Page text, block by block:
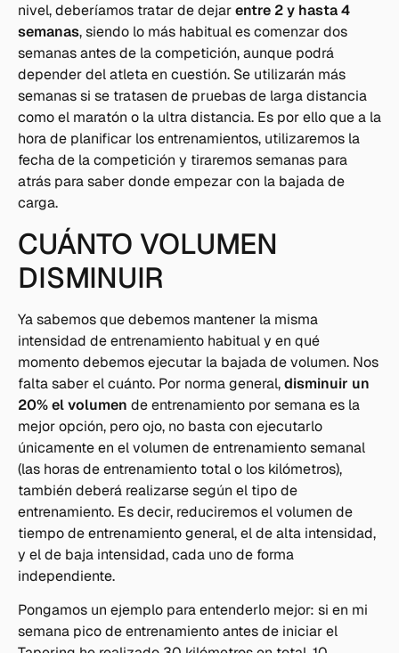
nivel, deberíamos tratar de dejarentre 2 y hasta 4
semanas, siendo lo más habitual es comenzar dos
semanas antes de la competición, aunque podrá
depender del atleta en cuestión. Se utilizarán más
semanas si se tratasen de pruebas de larga distancia
como el maratón o la ultra distancia. Es por ello que a la
hora de planificar los entrenamientos, utilizaremos la
fecha de la competición y tiraremos semanas para
atrás para saber donde empezar con la bajada de
carga.
CUÁNTO VOLUMEN
DISMINUIR
Ya sabemos que debemos mantener la misma
intensidad de entrenamiento habitual y en qué
momento debemos ejecutar la bajada de volumen. Nos
falta saber el cuánto. Por norma general,disminuir un
20% el volumen de entrenamiento por semana es la
mejor opción, pero ojo, no basta con ejecutarlo
únicamente en el volumen de entrenamiento semanal
(las horas de entrenamiento total o los kilómetros),
también deberá realizarse según el tipo de
entrenamiento. Es decir, reduciremos el volumen de
tiempo de entrenamiento general, el de alta intensidad,
y el de baja intensidad, cada uno de forma
independiente.
Pongamos un ejemplo para entenderlo mejor: si en mi
semana pico de entrenamiento antes de iniciar el